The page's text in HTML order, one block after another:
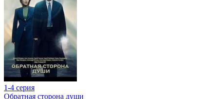
1-4 серия
Обратная сторона души